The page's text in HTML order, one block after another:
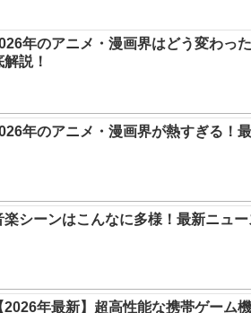
年のアニメ・漫画界はどう変わっ
解説！
年のアニメ・漫画界が熱すぎる！
楽シーンはこんなに多様！最新ニュー
2026年最新】超高性能な携帯ゲーム